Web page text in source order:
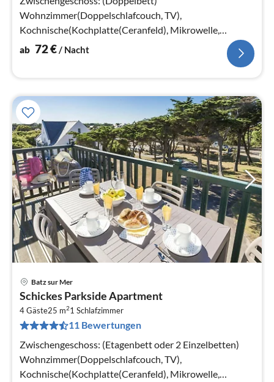
Wohnzimmer(Doppelschlafcouch, TV),
Kochnische(Kochplatte(Ceranfeld), Mikrowelle,
Spülmaschine, Kühlschrank)
ab 72€/ Nacht
Batz sur Mer
Schickes Parkside Apartment
4 Gäste25 m21 Schlafzimmer
11 Bewertungen
Zwischengeschoss: (Etagenbett oder 2 Einzelbetten)
Wohnzimmer(Doppelschlafcouch, TV),
Kochnische(Kochplatte(Ceranfeld), Mikrowelle,